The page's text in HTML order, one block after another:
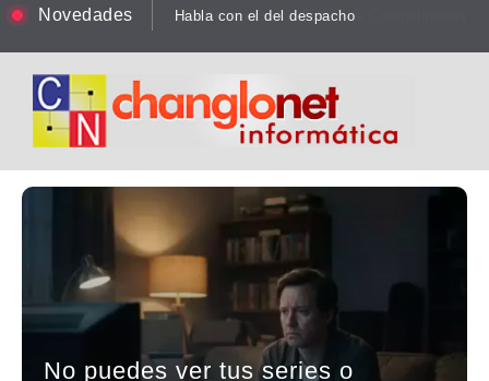
Novedades Habla con el del despacho
No puedes ver tus series o